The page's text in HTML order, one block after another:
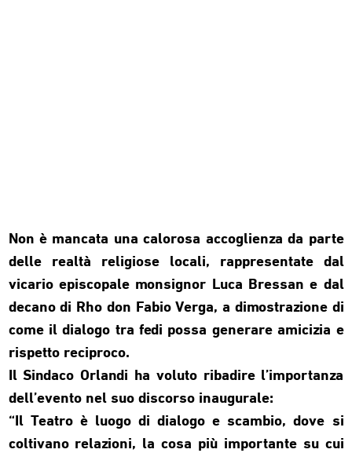
Non è mancata una calorosa accoglienza da parte
delle realtà religiose locali, rappresentate dal
vicario episcopale monsignor Luca Bressan e dal
decano di Rho don Fabio Verga, a dimostrazione di
come il dialogo tra fedi possa generare amicizia e
rispetto reciproco.
Il Sindaco Orlandi ha voluto ribadire l’importanza
dell’evento nel suo discorso inaugurale:
“Il Teatro è luogo di dialogo e scambio, dove si
coltivano relazioni, la cosa più importante su cui